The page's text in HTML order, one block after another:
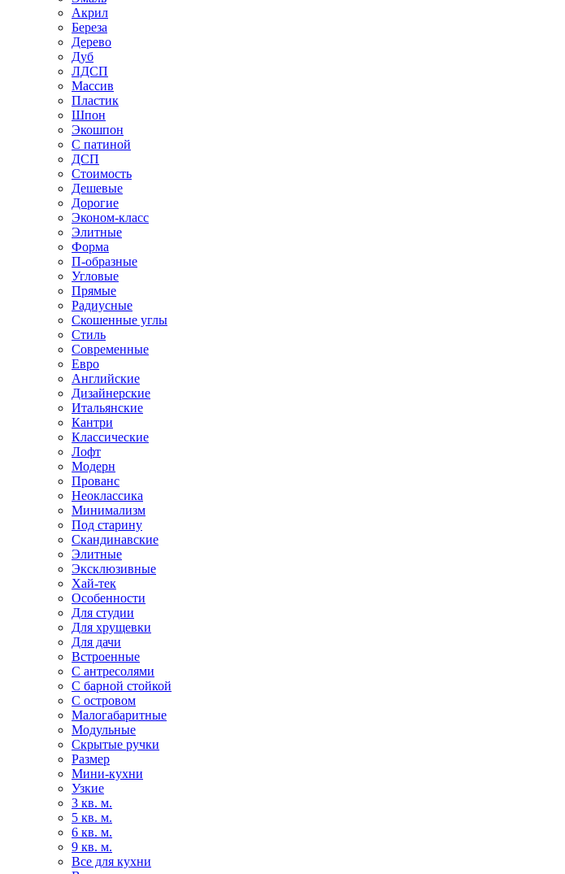
Акрил
Береза
Дерево
Дуб
ЛДСП
Массив
Пластик
Шпон
Экошпон
С патиной
ДСП
Стоимость
Дешевые
Дорогие
Эконом-класс
Элитные
Форма
П-образные
Угловые
Прямые
Радиусные
Скошенные углы
Стиль
Современные
Евро
Английские
Дизайнерские
Итальянские
Кантри
Классические
Лофт
Модерн
Прованс
Неоклассика
Минимализм
Под старину
Скандинавские
Элитные
Эксклюзивные
Хай-тек
Особенности
Для студии
Для хрущевки
Для дачи
Встроенные
С антресолями
С барной стойкой
С островом
Малогабаритные
Модульные
Скрытые ручки
Размер
Мини-кухни
Узкие
3 кв. м.
5 кв. м.
6 кв. м.
9 кв. м.
Все для кухни